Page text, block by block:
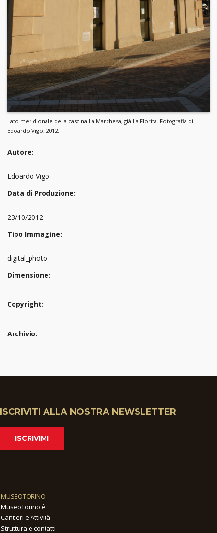
Lato meridionale della cascina La Marchesa, già La Florita. Fotografia di
Edoardo Vigo, 2012.
Autore:
Edoardo Vigo
Data di Produzione:
23/10/2012
Tipo Immagine:
digital_photo
Dimensione:
Copyright:
Archivio:
ISCRIVITI ALLA NOSTRA NEWSLETTER
ISCRIVIMI
MUSEOTORINO
MuseoTorino è
Cantieri e Attività
Struttura e contatti